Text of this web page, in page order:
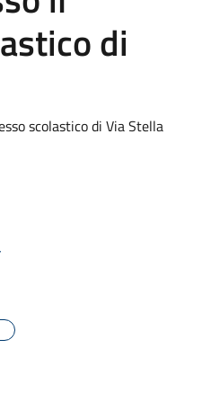
di
scolastico di Via Stella